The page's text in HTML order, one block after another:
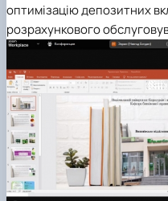
оптимізацію депозитних
розрахункового